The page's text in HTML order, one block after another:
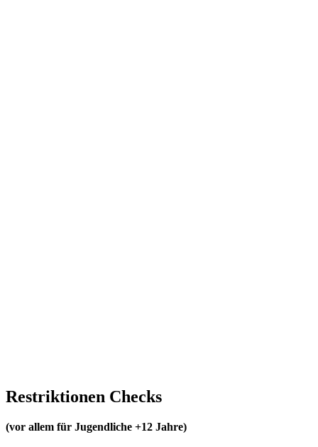
Restriktionen Checks
(vor allem für Jugendliche +12 Jahre)